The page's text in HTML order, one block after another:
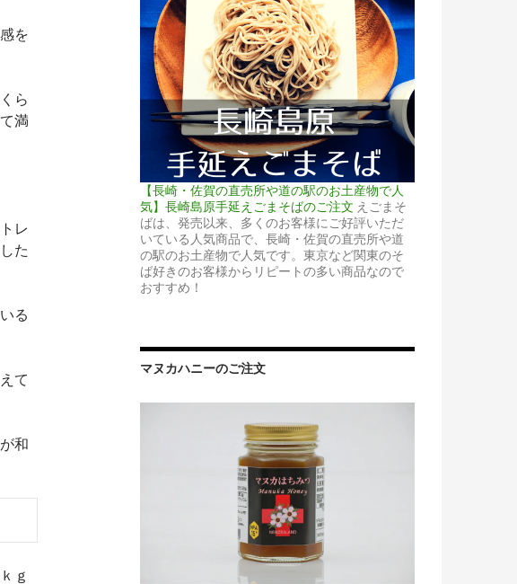
を
ら
満
レ
た
る
て
和
ｇ
【長崎・佐賀の直売所や道の駅のお土産物で人
気】長崎島原手延えごまそばのご注文 えごまそ
ばは、発売以来、多くのお客様にご好評いただ
いている人気商品で、長崎・佐賀の直売所や道
の駅のお土産物で人気です。東京など関東のそ
ば好きのお客様からリピートの多い商品なので
おすすめ！
マヌカハニーのご注文